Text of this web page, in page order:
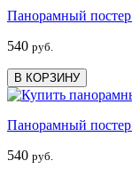
Панорамный постер
540 руб.
В КОРЗИНУ
Панорамный постер
540 руб.